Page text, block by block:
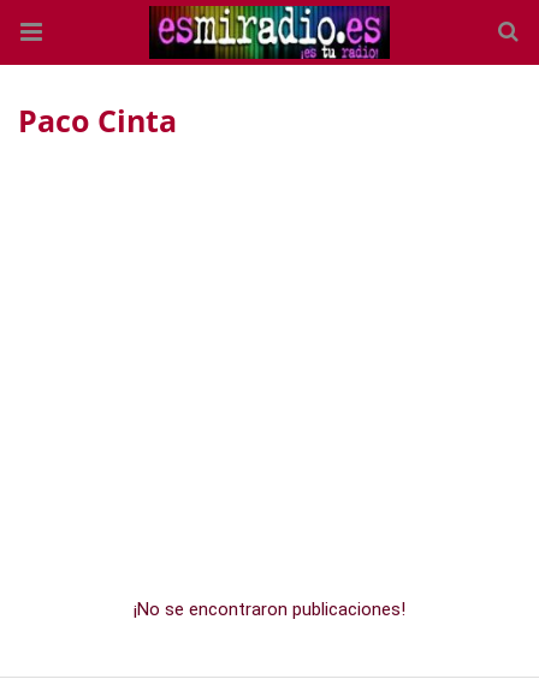
Paco Cinta
¡No se encontraron publicaciones!